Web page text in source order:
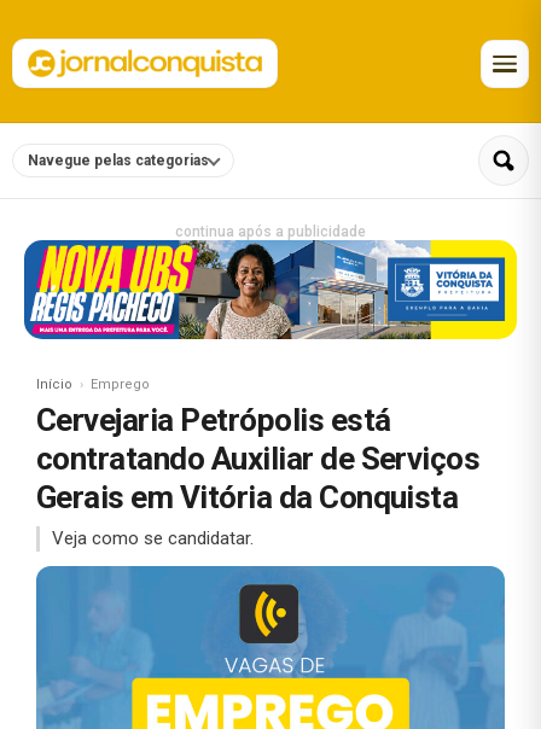
Navegue pelas categorias
continua após a publicidade
Início Emprego
Cervejaria Petrópolis está
contratando Auxiliar de Serviços
Gerais em Vitória da Conquista
Veja como se candidatar.